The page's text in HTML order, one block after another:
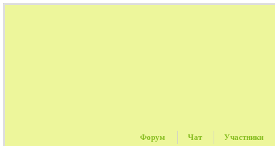
Форум Чат Участники